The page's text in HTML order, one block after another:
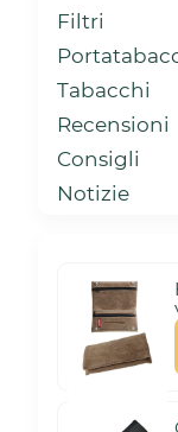
Filtri
Tabacchi
Recensioni
Consigli
Notizie